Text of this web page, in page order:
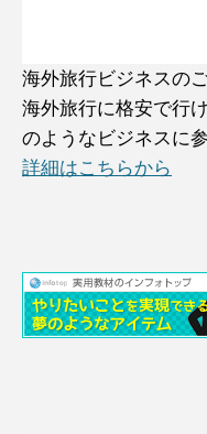
海外旅行ビジネスの
海外旅行に格安で行
のようなビジネスに
詳細はこちらから